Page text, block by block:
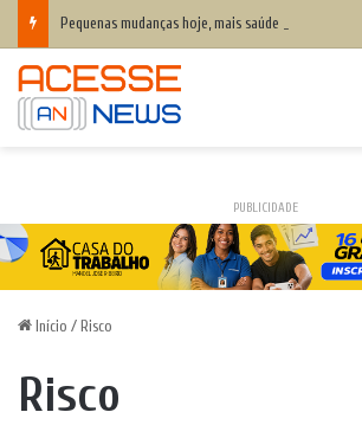
PUBLICIDADE
Início / Risco
Risco